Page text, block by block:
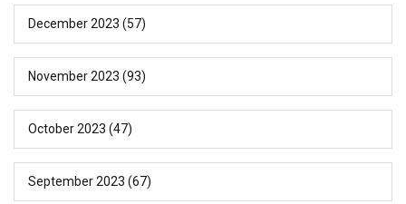
December 2023 (57)
November 2023 (93)
October 2023 (47)
September 2023 (67)